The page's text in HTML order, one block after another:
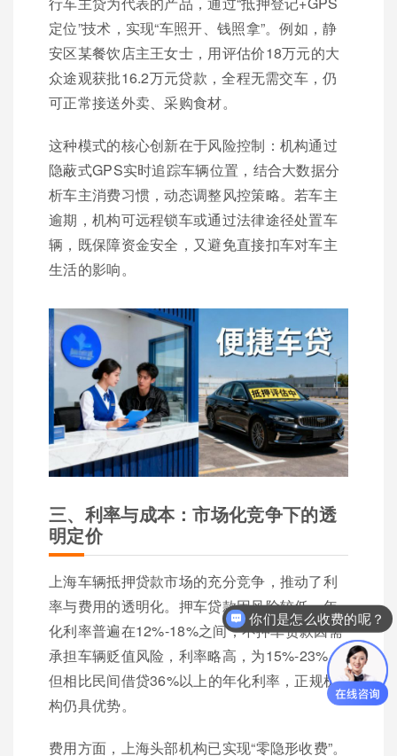
定位”技术，实现“车照开、钱照拿”。例如，静
安区某餐饮店主王女士，用评估价18万元的大
众途观获批16.2万元贷款，全程无需交车，仍
可正常接送外卖、采购食材。
这种模式的核心创新在于风险控制：机构通过
隐蔽式GPS实时追踪车辆位置，结合大数据分
析车主消费习惯，动态调整风控策略。若车主
逾期，机构可远程锁车或通过法律途径处置车
辆，既保障资金安全，又避免直接扣车对车主
生活的影响。
三、利率与成本：市场化竞争下的透
明定价
上海车辆抵押贷款市场的充分竞争，推动了利
率与费用的透明化。押车贷款因风险较低，年
化利率普遍在12%-18%之间；不押车贷款因需
承担车辆贬值风险，利率略高，为15%-23%。
但相比民间借贷36%以上的年化利率，正规机
构仍具优势。
费用方面，上海头部机构已实现“零隐形收费”。
你们是怎么收费的呢？